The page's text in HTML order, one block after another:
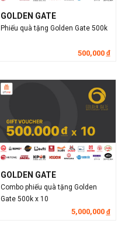
GOLDEN GATE
Phiếu quà tặng Golden Gate 500k
500,000 đ
GOLDEN GATE
Combo phiếu quà tặng Golden
Gate 500k x 10
5,000,000 đ